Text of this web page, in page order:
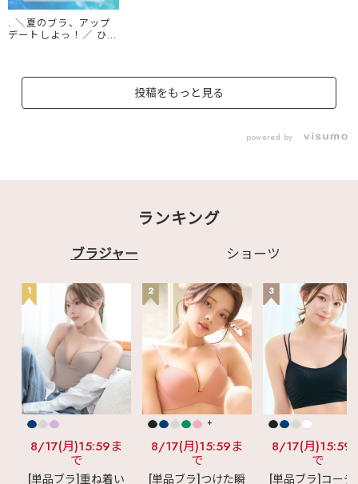
. ＼夏のブラ、アップ
デートしよっ！／ ひん
💻、フェス🥳、万博
適に😉✨ 熱中症対策
アリークール
イトブラ 1201915
エアリークール すっぽ
トブラ (グラマーサイ
ズ) 1201843 エアリ
ークール 美シルエット
ブラトップ (ソフトワ
イヤー) 1201743 エ
アリークール リッチバ
スト ブラトップ (ワイ
ヤー入り)
♡┈┈┈┈┈┈┈┈┈
┈┈┈┈┈┈┈┈┈┈
┈♡ 最後までご覧い
ただきありがとうござ
います♪ 掲載商品は画
像をタップ‼ 気になる
投稿は"保存"がオスス
メ☑ この投稿の他に
も ・ランジェリー、ル
投稿をもっと見る
powered by
ランキング
ブラジャー ショーツ
1
8/17(月)15:59ま
で
[単品ブラ]重ね着い
2
+
8/17(月)15:59ま
で
[単品ブラ]つけた瞬
3
8/17(月)15:59
で
[単品ブラ]コーデ